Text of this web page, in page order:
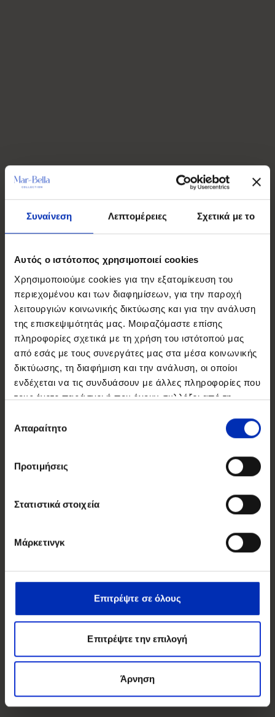
Συναίνεση Λεπτομέρειες Σχετικά με το
Αυτός ο ιστότοπος χρησιμοποιεί cookies
Χρησιμοποιούμε cookies για την εξατομίκευση του
περιεχομένου και των διαφημίσεων, για την παροχή
λειτουργιών κοινωνικής δικτύωσης και για την ανάλυση
της επισκεψιμότητάς μας. Μοιραζόμαστε επίσης
πληροφορίες σχετικά με τη χρήση του ιστότοπού μας
από εσάς με τους συνεργάτες μας στα μέσα κοινωνικής
δικτύωσης, τη διαφήμιση και την ανάλυση, οι οποίοι
ενδέχεται να τις συνδυάσουν με άλλες πληροφορίες που
τους έχετε παράσχει ή που έχουν συλλέξει από τη
συγκατάθεσης
Απαραίτητο
Προτιμήσεις
Στατιστικά στοιχεία
Μάρκετινγκ
Επιτρέψτε σε όλους
Επιτρέψτε την επιλογή
Άρνηση